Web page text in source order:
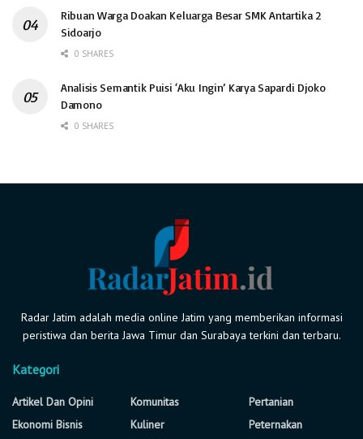
Ribuan Warga Doakan Keluarga Besar SMK Antartika 2
Sidoarjo
0 SHARES
Analisis Semantik Puisi ‘Aku Ingin’ Karya Sapardi Djoko
Damono
0 SHARES
Radar Jatim adalah media online Jatim yang memberikan informasi
peristiwa dan berita Jawa Timur dan Surabaya terkini dan terbaru.
Kategori
Artikel Dan Opini
Ekonomi Bisnis
Komunitas
Kuliner
Pertanian
Peternakan